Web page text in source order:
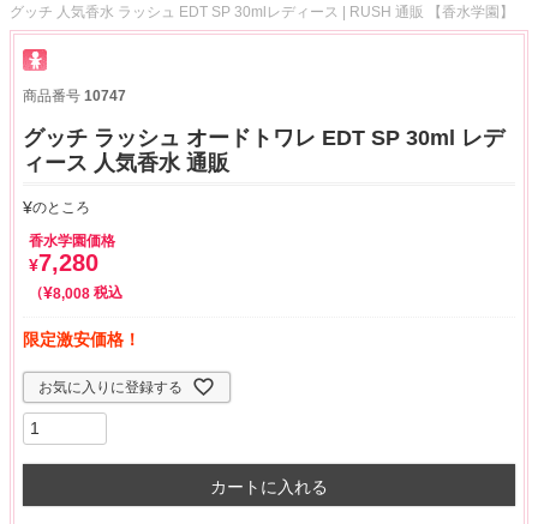
グッチ 人気香水 ラッシュ EDT SP 30mlレディース | RUSH 通販 【香水学園】
商品番号 10747
グッチ ラッシュ オードトワレ EDT SP 30ml レデ
ィース 人気香水 通販
¥のところ
香水学園価格
¥7,280
¥8,008 税込
限定激安価格！
お気に入りに登録する
カートに入れる